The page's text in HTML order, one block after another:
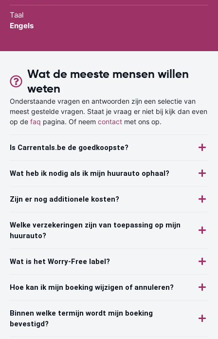
Taal
Engels
Wat de meeste mensen willen
weten
Onderstaande vragen en antwoorden zijn een selectie van
meest gestelde vragen. Staat je vraag er niet bij kijk dan even
op de faq pagina. Of neem contact met ons op.
Is Carrentals.be de goedkoopste?
Wat heb ik nodig als ik mijn huurauto ophaal?
Zijn er nog additionele kosten?
Welke verzekeringen zijn van toepassing op mijn
huurauto?
Wat is het Worry-Free label?
Hoe kan ik mijn boeking wijzigen of annuleren?
Binnen welke termijn wordt mijn boeking
bevestigd?